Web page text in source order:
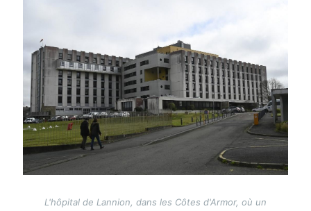
L'hôpital de Lannion, dans les Côtes d'Armor, où un